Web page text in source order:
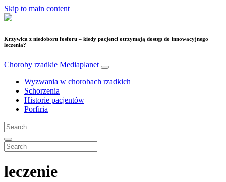
Skip to main content
Krzywica z niedoboru fosforu – kiedy pacjenci otrzymają dostęp do innowacyjnego
leczenia?
Choroby rzadkie Mediaplanet
Wyzwania w chorobach rzadkich
Schorzenia
Historie pacjentów
Porfiria
leczenie